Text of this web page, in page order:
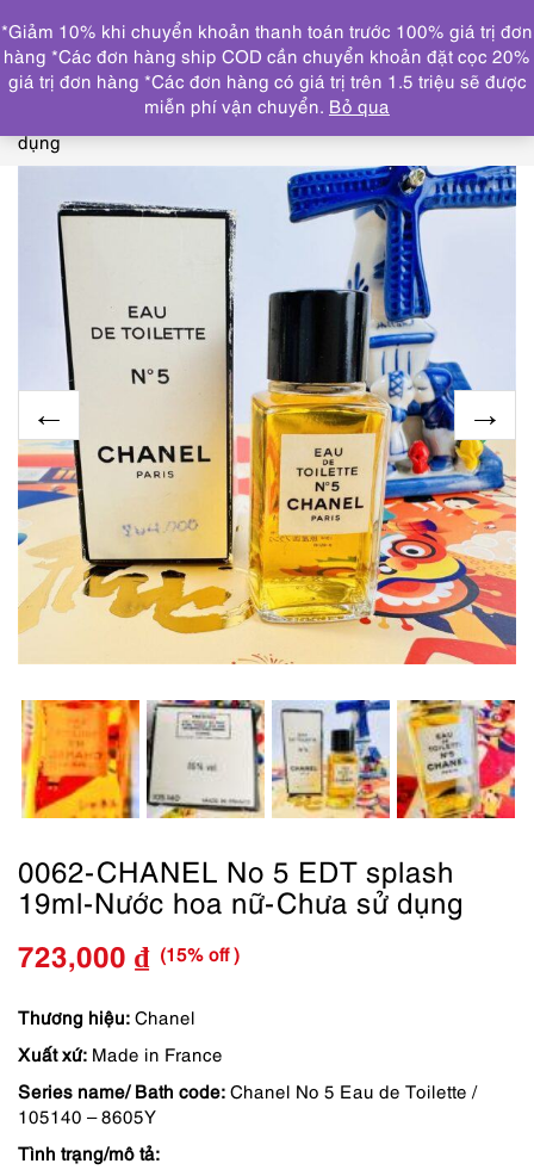
DANH MỤC
Trang chủ THƯƠNG HIỆU NỔI BẬT CHANEL
0062-
CHANEL No 5 EDT splash 19ml-Nước hoa nữ-Chưa sử
dụng
0062-CHANEL No 5 EDT splash
19ml-Nước hoa nữ-Chưa sử dụng
Giá
gốc
là:
850,000 ₫.
723,000 ₫
Giá
hiện
tại
là:
(15% off )
Thương hiệu: Chanel
Xuất xứ: Made in France
Series name/ Bath code: Chanel No 5 Eau de Toilette /
105140 – 8605Y
Tình trạng/mô tả:
*Giảm 10% khi chuyển khoản thanh toán trước 100% giá trị đơn
hàng *Các đơn hàng ship COD cần chuyển khoản đặt cọc 20%
giá trị đơn hàng *Các đơn hàng có giá trị trên 1.5 triệu sẽ được
miễn phí vận chuyển. Bỏ qua